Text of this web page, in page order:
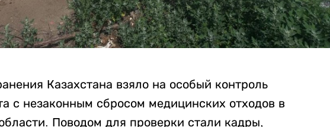
Казахстана взяло на особый контроль
с незаконным сбросом медицинских отходов в
Поводом для проверки стали кадры,